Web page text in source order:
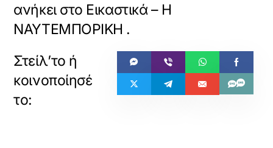
ανήκει στο Εικαστικά – Η
ΝΑΥΤΕΜΠΟΡΙΚΗ .